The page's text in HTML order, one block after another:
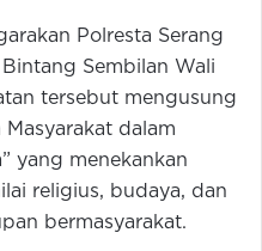
Polresta Serang
Sembilan Wali
tersebut mengusung
Masyarakat dalam
yang menekankan
religius, budaya, dan
bermasyarakat.